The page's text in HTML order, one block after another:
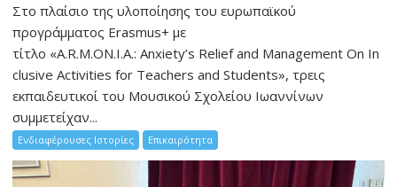
Στο πλαίσιο της υλοποίησης του ευρωπαϊκού
προγράμματος Erasmus+ με
τίτλο «A.R.M.ON.I.A.: Anxiety’s Relief and Management On In
clusive Activities for Teachers and Students», τρεις
εκπαιδευτικοί του Μουσικού Σχολείου Ιωαννίνων
συμμετείχαν...
Ενδιαφέρουσες Ιστορίες Επικαιρότητα